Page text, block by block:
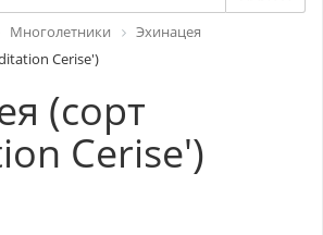
Многолетники
Эхинацея
Cerise')
(сорт
Cerise')